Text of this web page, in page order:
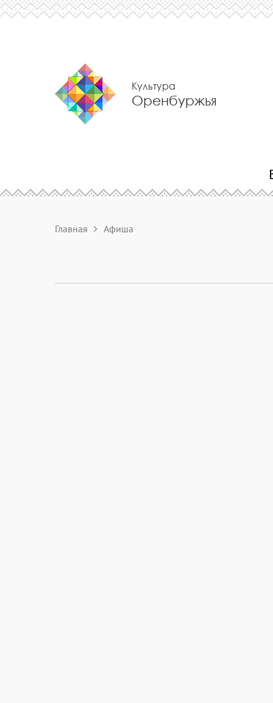
Культура
Оренбуржья
Главная Афиша